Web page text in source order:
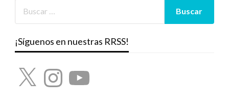
¡Síguenos en nuestras RRSS!
X InstagramYouTube